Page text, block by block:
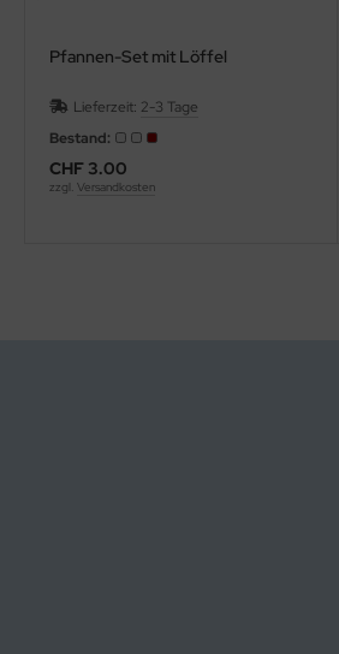
Pfannen-Set mit Löffel
Lieferzeit: 2-3 Tage
Bestand:
CHF 3.00
zzgl. Versandkosten